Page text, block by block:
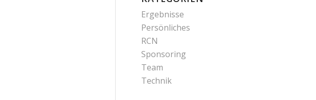
Ergebnisse
Persönliches
RCN
Sponsoring
Team
Technik